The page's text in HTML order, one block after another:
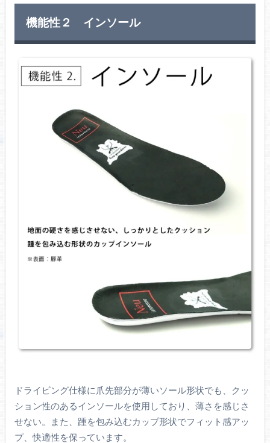
機能性２ インソール
ドライビング仕様に爪先部分が薄いソール形状でも、クッ
ション性のあるインソールを使用しており、薄さを感じさ
せない。また、踵を包み込むカップ形状でフィット感アッ
プ、快適性を保っています。